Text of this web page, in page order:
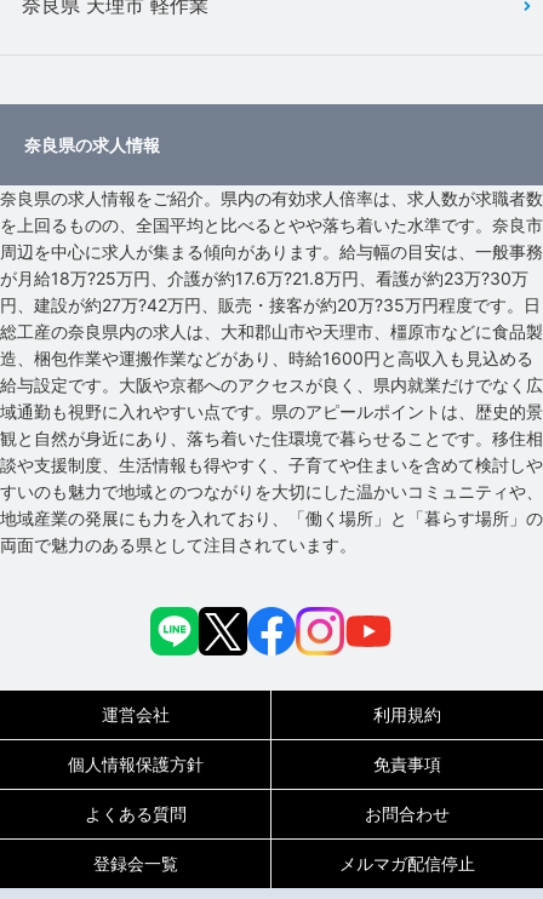
奈良県 天理市 軽作業
奈良県の求人情報
奈良県の求人情報をご紹介。県内の有効求人倍率は、求人数が求職者数
を上回るものの、全国平均と比べるとやや落ち着いた水準です。奈良市
周辺を中心に求人が集まる傾向があります。給与幅の目安は、一般事務
が月給18万?25万円、介護が約17.6万?21.8万円、看護が約23万?30万
円、建設が約27万?42万円、販売・接客が約20万?35万円程度です。日
総工産の奈良県内の求人は、大和郡山市や天理市、橿原市などに食品製
造、梱包作業や運搬作業などがあり、時給1600円と高収入も見込める
給与設定です。大阪や京都へのアクセスが良く、県内就業だけでなく広
域通勤も視野に入れやすい点です。県のアピールポイントは、歴史的景
観と自然が身近にあり、落ち着いた住環境で暮らせることです。移住相
談や支援制度、生活情報も得やすく、子育てや住まいを含めて検討しや
すいのも魅力で地域とのつながりを大切にした温かいコミュニティや、
地域産業の発展にも力を入れており、「働く場所」と「暮らす場所」の
両面で魅力のある県として注目されています。
運営会社 利用規約
個人情報保護方針 免責事項
よくある質問 お問合わせ
登録会一覧 メルマガ配信停止